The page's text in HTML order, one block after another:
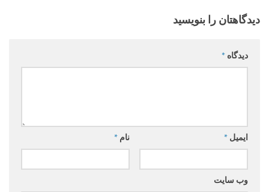
دیدگاهتان را بنویسید
دیدگاه *
نام * ایمیل *
وب‌ سایت